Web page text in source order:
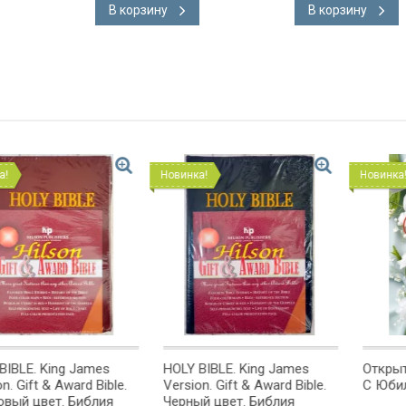
В корзину В корзину
James
Bible.
Новинка!
HOLY BIBLE. King James
Version. Gift & Award Bible.
Черный цвет. Библия
Новинка!
Открытка
С Юбилеем!